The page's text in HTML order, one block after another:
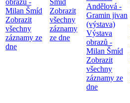
Milan Šmíd
Zobrazit
všechny
záznamy ze
dne
Zobrazit
všechny
záznamy
ze dne
Andělová -
Gramin jivan
(výstava)
Výstava
obrazů -
Milan Šmíd
Zobrazit
všechny
záznamy ze
dne